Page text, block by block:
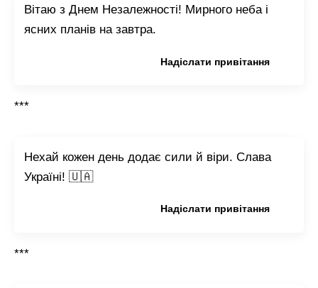
Вітаю з Днем Незалежності! Мирного неба і
ясних планів на завтра.
Надіслати привітання
***
Нехай кожен день додає сили й віри. Слава
Україні! 🇺🇦
Надіслати привітання
***